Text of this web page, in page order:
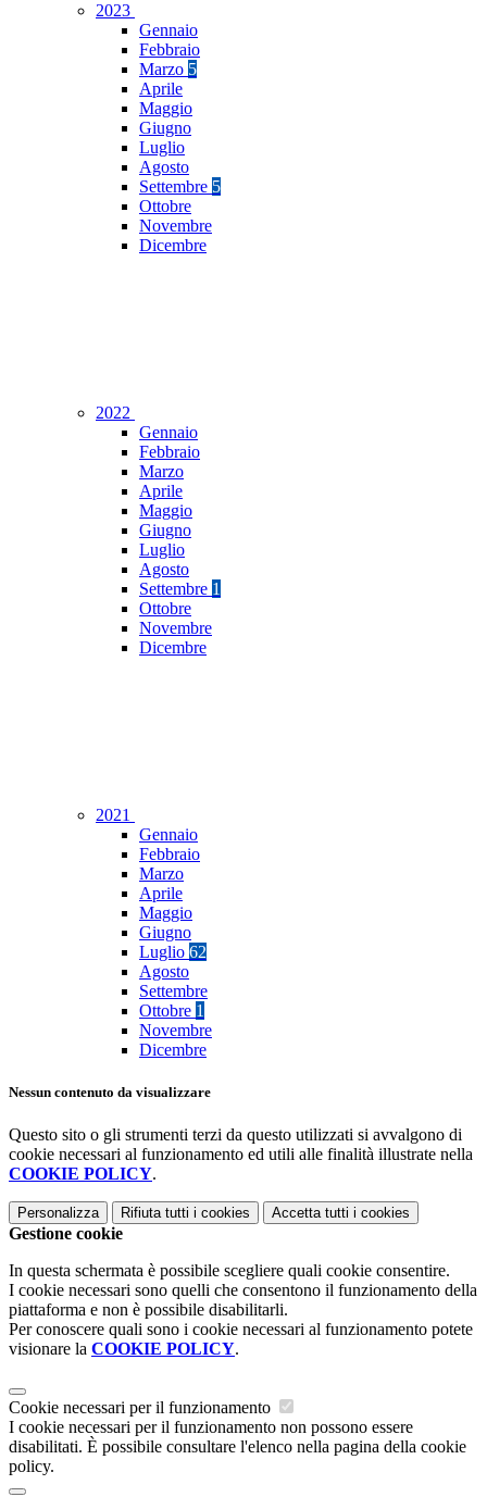
2023
Gennaio
Febbraio
Marzo 5
Aprile
Maggio
Giugno
Luglio
Agosto
Settembre 5
Ottobre
Novembre
Dicembre
2022
Gennaio
Febbraio
Marzo
Aprile
Maggio
Giugno
Luglio
Agosto
Settembre 1
Ottobre
Novembre
Dicembre
2021
Gennaio
Febbraio
Marzo
Aprile
Maggio
Giugno
Luglio 62
Agosto
Settembre
Ottobre 1
Novembre
Dicembre
Nessun contenuto da visualizzare
Questo sito o gli strumenti terzi da questo utilizzati si avvalgono di
cookie necessari al funzionamento ed utili alle finalità illustrate nella
COOKIE POLICY.
Personalizza Rifiuta tutti i cookies Accetta tutti i cookies
Gestione cookie
In questa schermata è possibile scegliere quali cookie consentire.
I cookie necessari sono quelli che consentono il funzionamento della
piattaforma e non è possibile disabilitarli.
Per conoscere quali sono i cookie necessari al funzionamento potete
visionare la COOKIE POLICY.
Cookie necessari per il funzionamento
I cookie necessari per il funzionamento non possono essere
disabilitati. È possibile consultare l'elenco nella pagina della cookie
policy.